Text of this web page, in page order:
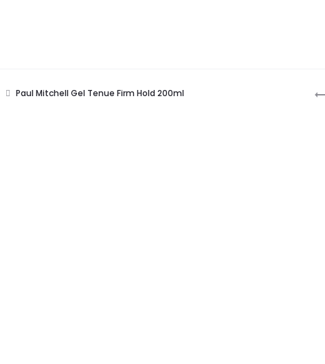
Paul Mitchell Gel Tenue Firm Hold 200ml